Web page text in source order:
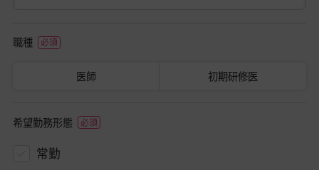
職種
医師 初期研修医
希望勤務形態
常勤